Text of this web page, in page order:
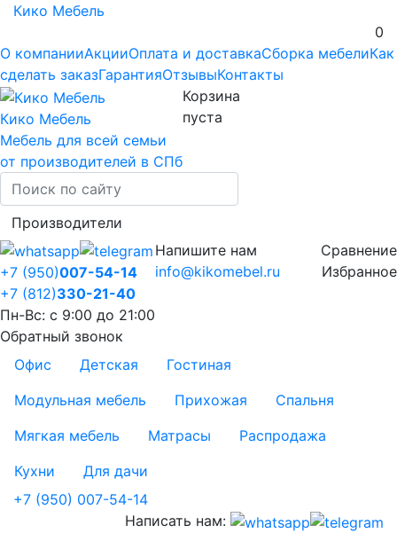
Кико Мебель
0
О компанииАкцииОплата и доставкаСборка мебелиКак
сделать заказГарантияОтзывыКонтакты
Кико Мебель
Мебель для всей семьи
от производителей в СПб
Производители
+7 (950)007-54-14
+7 (812)330-21-40
Пн-Вс: с 9:00 до 21:00
Обратный звонок
Напишите нам
info@kikomebel.ru
Сравнение
Избранное
Корзина
пуста
Офис Детская
Гостиная
Модульная мебель
Прихожая
Спальня
Мягкая мебель
Матрасы
Распродажа
Кухни
Для дачи
+7 (950) 007-54-14
Написать нам: